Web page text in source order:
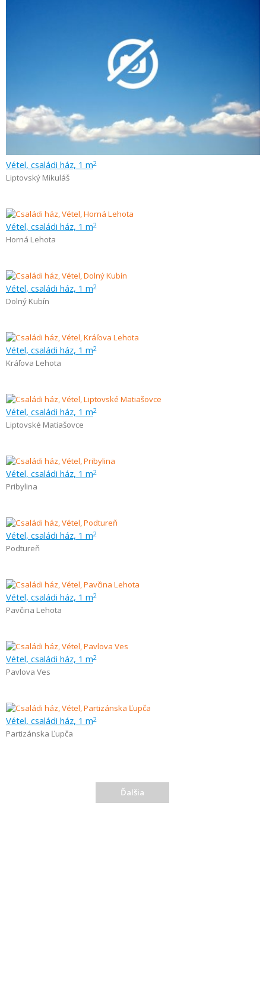
Vétel, családi ház, 1 m2
Liptovský Mikuláš
Vétel, családi ház, 1 m2
Horná Lehota
Vétel, családi ház, 1 m2
Dolný Kubín
Vétel, családi ház, 1 m2
Kráľova Lehota
Vétel, családi ház, 1 m2
Liptovské Matiašovce
Vétel, családi ház, 1 m2
Pribylina
Vétel, családi ház, 1 m2
Podtureň
Vétel, családi ház, 1 m2
Pavčina Lehota
Vétel, családi ház, 1 m2
Pavlova Ves
Vétel, családi ház, 1 m2
Partizánska Ľupča
Ďalšia